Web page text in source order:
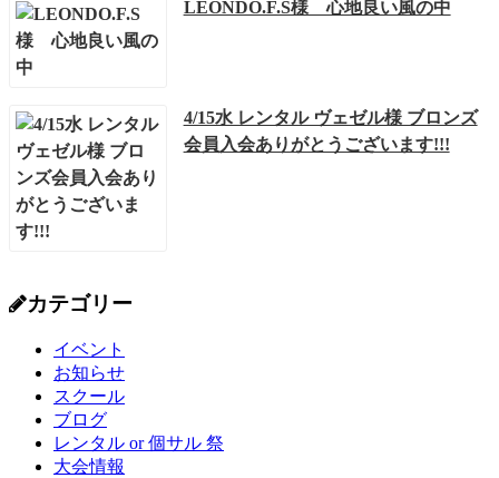
LEONDO.F.S様 心地良い風の中
4/15水 レンタル ヴェゼル様 ブロンズ
会員入会ありがとうございます!!!
カテゴリー
イベント
お知らせ
スクール
ブログ
レンタル or 個サル 祭
大会情報